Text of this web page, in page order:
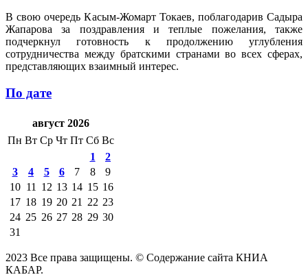
В свою очередь Касым-Жомарт Токаев, поблагодарив Садыра
Жапарова за поздравления и теплые пожелания, также
подчеркнул готовность к продолжению углубления
сотрудничества между братскими странами во всех сферах,
представляющих взаимный интерес.
По дате
август 2026
Пн Вт Ср Чт Пт Сб Вс
1
2
3
4 5 6 7 8
9
10 11 12 13 14 15 16
17 18 19 20 21 22 23
24 25 26 27 28 29 30
31
2023 Все права защищены. © Содержание сайта КНИА
КАБАР.